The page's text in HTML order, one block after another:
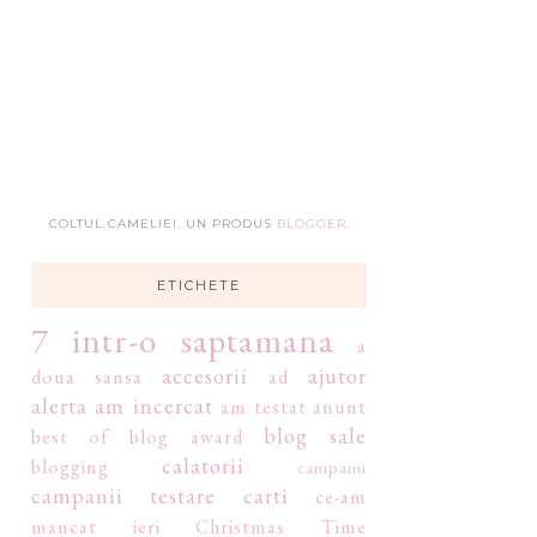
COLTUL CAMELIEI. UN PRODUS BLOGGER.
ETICHETE
7 intr-o saptamana
a
doua sansa
accesorii ad
ajutor
alerta am incercat am testat anunt
best of
blog award blog sale
blogging calatorii campanii
campanii testare carti
ce-am
mancat ieri
Christmas Time